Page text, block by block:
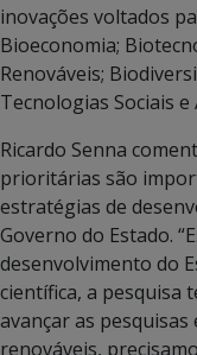
inovações voltados
Bioeconomia;
Renováveis;
Tecnologias Sociais e
Ricardo Senna
prioritárias são
estratégias de
Governo do Estado.
desenvolvimento do
científica, a pesquisa
avançar as
renováveis,